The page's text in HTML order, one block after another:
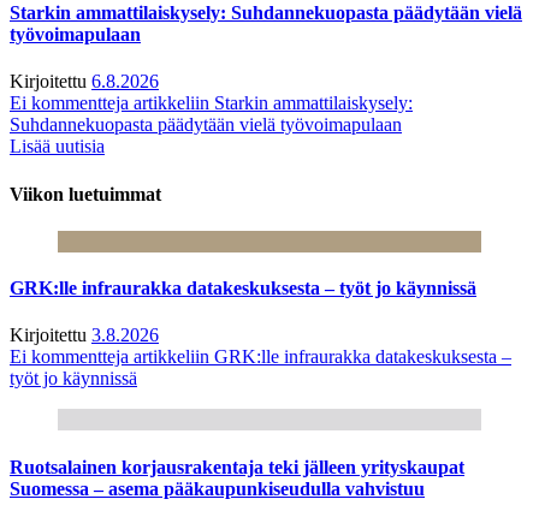
Starkin ammattilaiskysely: Suhdannekuopasta päädytään vielä
työvoimapulaan
Kirjoitettu 6.8.2026
Ei kommentteja artikkeliin Starkin ammattilaiskysely:
Suhdannekuopasta päädytään vielä työvoimapulaan
Lisää uutisia
Viikon luetuimmat
GRK:lle infraurakka datakeskuksesta – työt jo käynnissä
Kirjoitettu 3.8.2026
Ei kommentteja artikkeliin GRK:lle infraurakka datakeskuksesta –
työt jo käynnissä
Ruotsalainen korjausrakentaja teki jälleen yrityskaupat
Suomessa – asema pääkaupunkiseudulla vahvistuu